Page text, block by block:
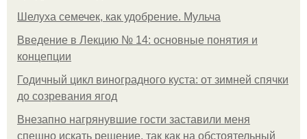
Шелуха семечек, как удобрение. Мульча
Введение в Лекцию № 14: основные понятия и
концепции
Годичный цикл виноградного куста: от зимней спячки
до созревания ягод
Внезапно нагрянувшие гости заставили меня
спешно искать решение, так как на обстоятельный